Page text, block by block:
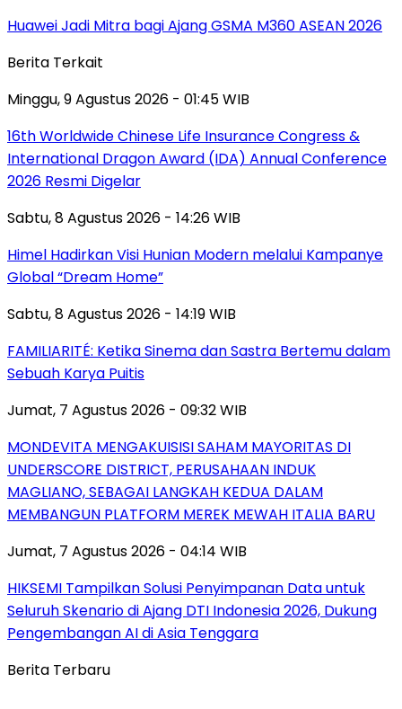
Huawei Jadi Mitra bagi Ajang GSMA M360 ASEAN 2026
Berita Terkait
Minggu, 9 Agustus 2026 - 01:45 WIB
16th Worldwide Chinese Life Insurance Congress &
International Dragon Award (IDA) Annual Conference
2026 Resmi Digelar
Sabtu, 8 Agustus 2026 - 14:26 WIB
Himel Hadirkan Visi Hunian Modern melalui Kampanye
Global “Dream Home”
Sabtu, 8 Agustus 2026 - 14:19 WIB
FAMILIARITÉ: Ketika Sinema dan Sastra Bertemu dalam
Sebuah Karya Puitis
Jumat, 7 Agustus 2026 - 09:32 WIB
MONDEVITA MENGAKUISISI SAHAM MAYORITAS DI
UNDERSCORE DISTRICT, PERUSAHAAN INDUK
MAGLIANO, SEBAGAI LANGKAH KEDUA DALAM
MEMBANGUN PLATFORM MEREK MEWAH ITALIA BARU
Jumat, 7 Agustus 2026 - 04:14 WIB
HIKSEMI Tampilkan Solusi Penyimpanan Data untuk
Seluruh Skenario di Ajang DTI Indonesia 2026, Dukung
Pengembangan AI di Asia Tenggara
Berita Terbaru